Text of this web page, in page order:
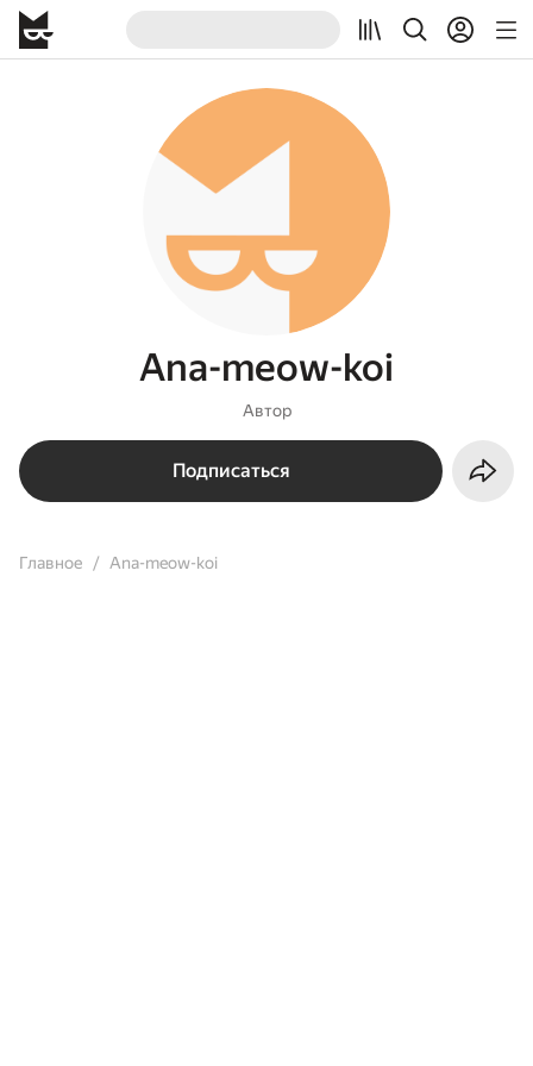
Ana-meow-koi
Автор
Подписаться
Главное Ana-meow-koi